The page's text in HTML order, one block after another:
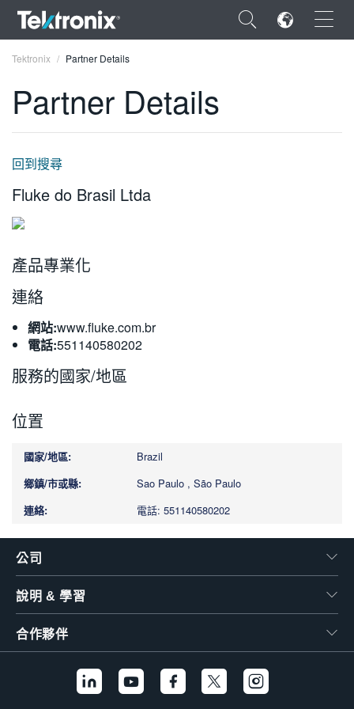
×
简体中文
한국어
繁體中文
Tektronix Partner Details
Partner Details
回到搜尋
Fluke do Brasil Ltda
產品專業化
連絡
網站:www.fluke.com.br
電話:551140580202
服務的國家/地區
位置
Brazil
Sao Paulo , São Paulo
電話: 551140580202
公司
說明 & 學習
合作夥伴